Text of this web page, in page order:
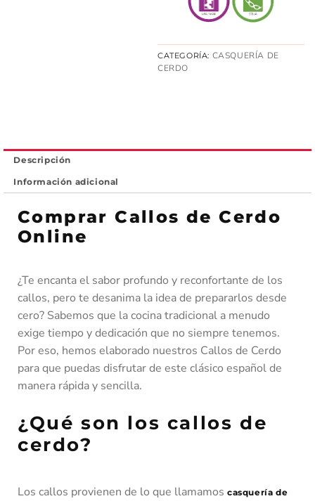
CATEGORÍA: CASQUERÍA DE
CERDO
Descripción
Información adicional
Comprar Callos de Cerdo
Online
¿Te encanta el sabor profundo y reconfortante de los
callos, pero te desanima la idea de prepararlos desde
cero? Sabemos que la cocina tradicional a menudo
exige tiempo y dedicación que no siempre tenemos.
Por eso, hemos elaborado nuestros Callos de Cerdo
para que puedas disfrutar de este clásico español de
manera rápida y sencilla.
¿Qué son los callos de
cerdo?
Los callos provienen de lo que llamamos casquería de